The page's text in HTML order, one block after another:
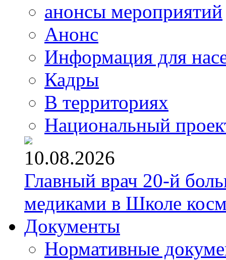
анонсы мероприятий
Анонс
Информация для
Кадры
В территориях
Национальный
10.08.2026
Главный врач 20-й
медиками в Школе
Документы
Нормативные